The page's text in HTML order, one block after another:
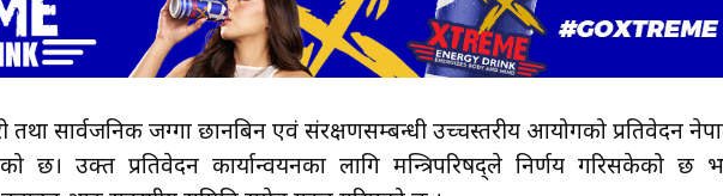
तथा सार्वजनिक जग्गा छानबिन एवं संरक्षणसम्बन्धी उच्चस्तरीय आयोगको प्रतिवेदन
उक्त प्रतिवेदन कार्यान्वयनका लागि मन्त्रिपरिषद्ले निर्णय गरिसकेको छ